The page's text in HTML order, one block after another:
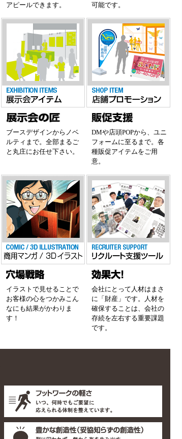
アピールできます。
可能です。
ブースデザインからノベ
ルティまで。全部まるご
と丸庄にお任せ下さい。
DMや店頭POPから、ユニ
フォームに至るまで。各
種販促アイテムをご用
意。
イラストで見せることで
お客様の心をつかみこん
なにも結果がかわりま
す！
会社にとって人材はまさ
に「財産」です。人材を
確保することは、会社の
存続を左右する重要課題
です。